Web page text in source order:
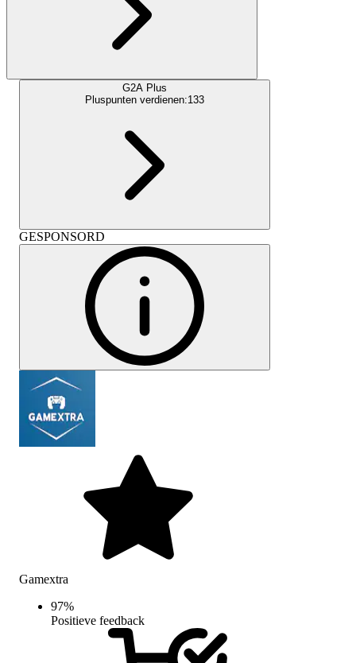
G2A Plus
Pluspunten verdienen:133
GESPONSORD
Gamextra
97%
Positieve feedback